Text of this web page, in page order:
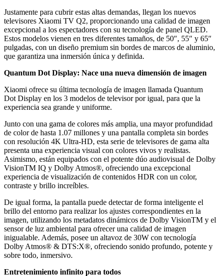
Justamente para cubrir estas altas demandas, llegan los nuevos
televisores Xiaomi TV Q2, proporcionando una calidad de imagen
excepcional a los espectadores con su tecnología de panel QLED.
Estos modelos vienen en tres diferentes tamaños, de 50″, 55″ y 65″
pulgadas, con un diseño premium sin bordes de marcos de aluminio,
que garantiza una inmersión única y definida.
Quantum Dot Display: Nace una nueva dimensión de imagen
Xiaomi ofrece su última tecnología de imagen llamada Quantum
Dot Display en los 3 modelos de televisor por igual, para que la
experiencia sea grande y uniforme.
Junto con una gama de colores más amplia, una mayor profundidad
de color de hasta 1.07 millones y una pantalla completa sin bordes
con resolución 4K Ultra-HD, esta serie de televisores de gama alta
presenta una experiencia visual con colores vivos y realistas.
Asimismo, están equipados con el potente dúo audiovisual de Dolby
VisionTM IQ y Dolby Atmos®, ofreciendo una excepcional
experiencia de visualización de contenidos HDR con un color,
contraste y brillo increíbles.
De igual forma, la pantalla puede detectar de forma inteligente el
brillo del entorno para realizar los ajustes correspondientes en la
imagen, utilizando los metadatos dinámicos de Dolby VisionTM y el
sensor de luz ambiental para ofrecer una calidad de imagen
inigualable. Además, posee un altavoz de 30W con tecnología
Dolby Atmos® & DTS:X®, ofreciendo sonido profundo, potente y
sobre todo, inmersivo.
Entretenimiento infinito para todos